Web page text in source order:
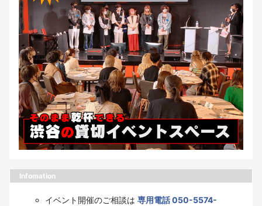
Infomation
イベント開催のご相談は 専用電話 050-5574-